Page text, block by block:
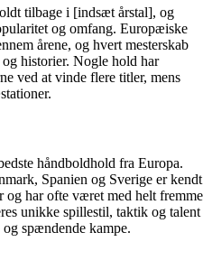
tilbage i [indsæt årstal], og
og omfang. Europæiske
årene, og hvert mesterskab
historier. Nogle hold har
ved at vinde flere titler, mens
håndboldhold fra Europa.
Spanien og Sverige er kendt
og har ofte været med helt fremme
unikke spillestil, taktik og talent
spændende kampe.